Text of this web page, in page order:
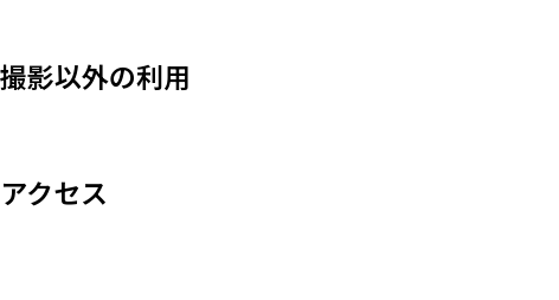
撮影以外の利用
アクセス